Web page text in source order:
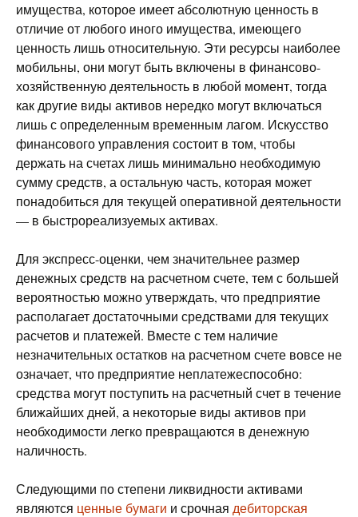
имущества, которое имеет абсолютную ценность в
отличие от любого иного имущества, имеющего
ценность лишь относительную. Эти ресурсы наиболее
мобильны, они могут быть включены в финансово-
хозяйственную деятельность в любой момент, тогда
как другие виды активов нередко могут включаться
лишь с определенным временным лагом. Искусство
финансового управления состоит в том, чтобы
держать на счетах лишь минимально необходимую
сумму средств, а остальную часть, которая может
понадобиться для текущей оперативной деятельности
— в быстрореализуемых активах.
Для экспресс-оценки, чем значительнее размер
денежных средств на расчетном счете, тем с большей
вероятностью можно утверждать, что предприятие
располагает достаточными средствами для текущих
расчетов и платежей. Вместе с тем наличие
незначительных остатков на расчетном счете вовсе не
означает, что предприятие неплатежеспособно:
средства могут поступить на расчетный счет в течение
ближайших дней, а некоторые виды активов при
необходимости легко превращаются в денежную
наличность.
Следующими по степени ликвидности активами
являются ценные бумаги и срочная дебиторская